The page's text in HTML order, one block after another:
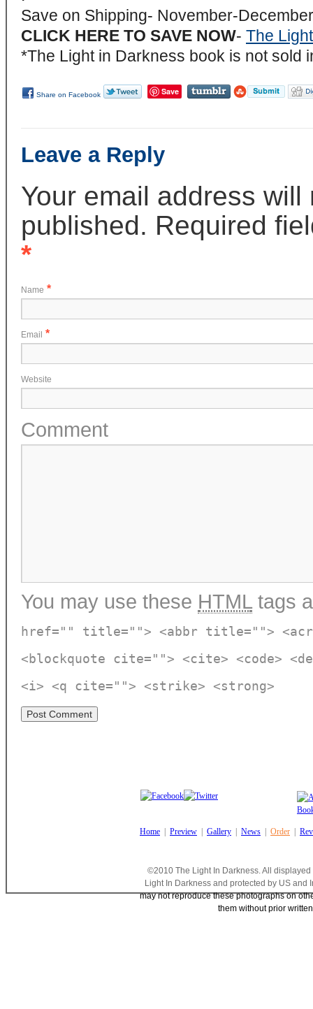
Save on Shipping- November-
CLICK HERE TO SAVE NOW- The
*The Light in Darkness book is not sold
Share on Facebook Save
Leave a Reply
Your email address will
published. Required
*
Name *
Email *
Website
Comment
You may use these HTML tags
href="" title=""> <abbr title="">
<blockquote cite=""> <cite> <code>
<i> <q cite=""> <strike> <strong>
Home Preview Gallery News Order
©2010 The Light In Darkness. All
Light In Darkness and protected by US
may not reproduce these photographs on
them without prior